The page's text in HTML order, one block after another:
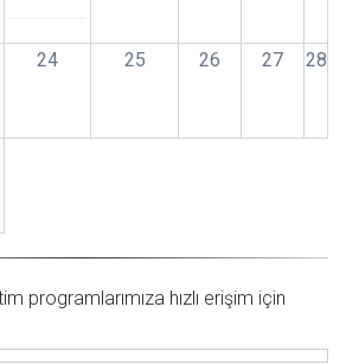
24 25 26 27 28
programlarımıza hızlı erişim için